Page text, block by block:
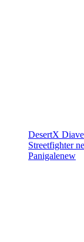
DesertX
Streetfighter
Panigalenew